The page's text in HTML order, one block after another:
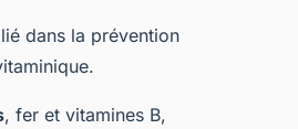
dans la prévention
, fer et vitamines B,